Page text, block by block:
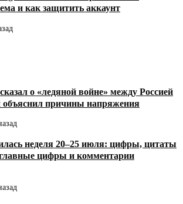
и как защитить аккаунт
о «ледяной войне» между Россией
объяснил причины напряжения
неделя 20–25 июля: цифры, цитаты
цифры и комментарии